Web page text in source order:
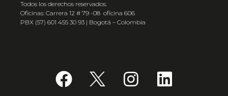
Todos los derechos reservados.
Oficinas: Carrera 12 # 79 -08 oficina 606
PBX (57) 601 455 30 93 | Bogotá – Colombia